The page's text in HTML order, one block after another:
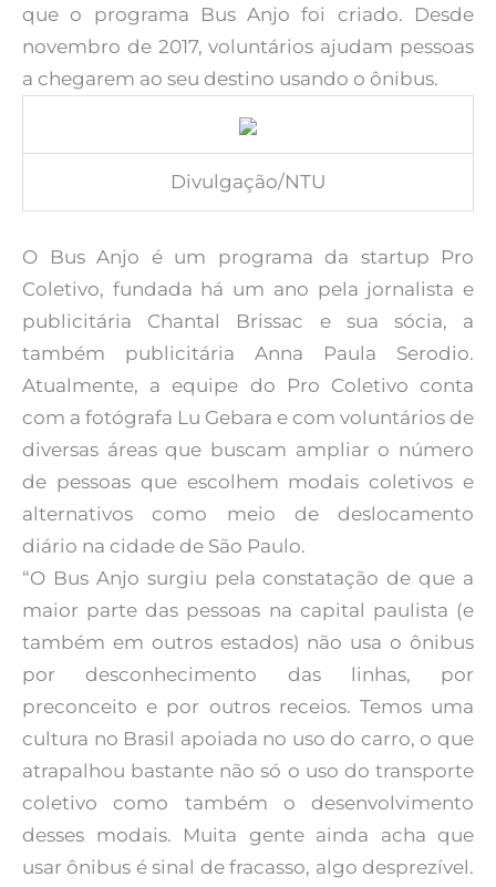
que o programa Bus Anjo foi criado. Desde
novembro de 2017, voluntários ajudam pessoas
a chegarem ao seu destino usando o ônibus.
Divulgação/NTU
O Bus Anjo é um programa da startup Pro
Coletivo, fundada há um ano pela jornalista e
publicitária Chantal Brissac e sua sócia, a
também publicitária Anna Paula Serodio.
Atualmente, a equipe do Pro Coletivo conta
com a fotógrafa Lu Gebara e com voluntários de
diversas áreas que buscam ampliar o número
de pessoas que escolhem modais coletivos e
alternativos como meio de deslocamento
diário na cidade de São Paulo.
“O Bus Anjo surgiu pela constatação de que a
maior parte das pessoas na capital paulista (e
também em outros estados) não usa o ônibus
por desconhecimento das linhas, por
preconceito e por outros receios. Temos uma
cultura no Brasil apoiada no uso do carro, o que
atrapalhou bastante não só o uso do transporte
coletivo como também o desenvolvimento
desses modais. Muita gente ainda acha que
usar ônibus é sinal de fracasso, algo desprezível.